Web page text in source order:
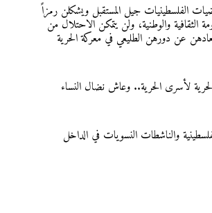
الفلسطينيات جيل المستقبل ويشكلن رمزاً
الثقافية والوطنية، ولن يتمكن الاحتلال من
عن دورهن الطليعي في معركة الحرية
لأسرى الحرية.. وعاش نضال النساء
والناشطات النسويات في الداخل